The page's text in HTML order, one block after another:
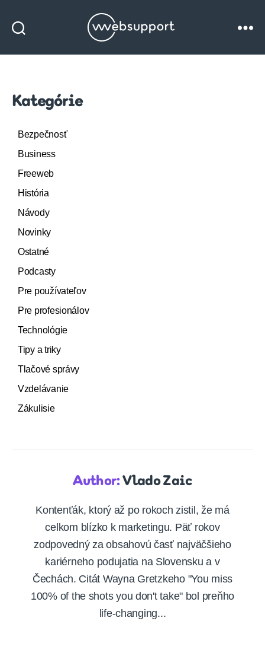
Websupport
Kategórie
Bezpečnosť
Business
Freeweb
História
Návody
Novinky
Ostatné
Podcasty
Pre používateľov
Pre profesionálov
Technológie
Tipy a triky
Tlačové správy
Vzdelávanie
Zákulisie
Author:Vlado Zaic
Kontenťák, ktorý až po rokoch zistil, že má
celkom blízko k marketingu. Päť rokov
zodpovedný za obsahovú časť najväčšieho
kariérneho podujatia na Slovensku a v
Čechách. Citát Wayna Gretzkeho "You miss
100% of the shots you don't take" bol preňho
life-changing...